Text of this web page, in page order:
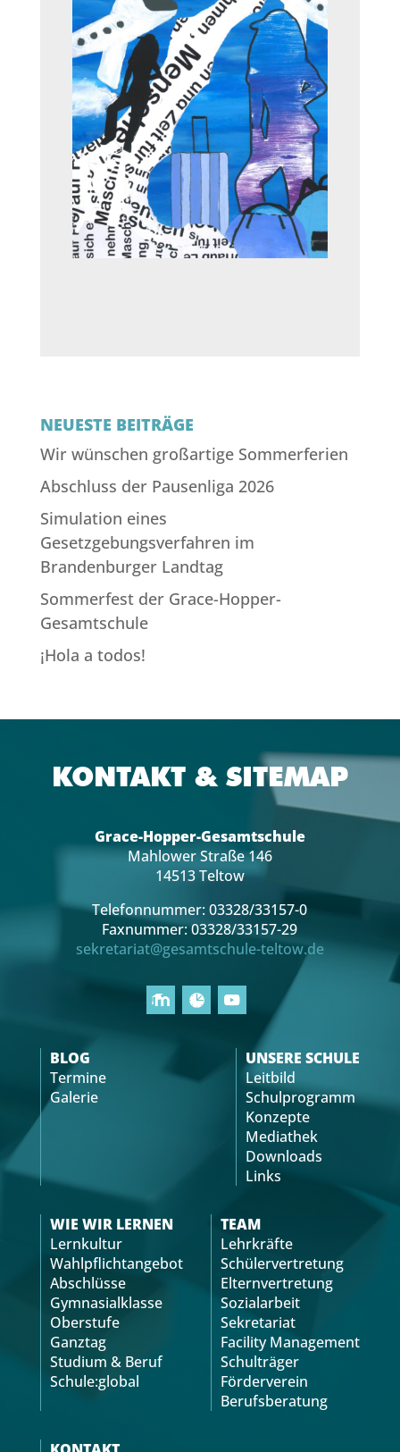
NEUESTE BEITRÄGE
Wir wünschen großartige Sommerferien
Abschluss der Pausenliga 2026
Simulation eines
Gesetzgebungsverfahren im
Brandenburger Landtag
Sommerfest der Grace-Hopper-
Gesamtschule
¡Hola a todos!
KONTAKT & SITEMAP
Grace-Hopper-Gesamtschule
Mahlower Straße 146
14513 Teltow
Telefonnummer: 03328/33157-0
Faxnummer: 03328/33157-29
sekretariat@gesamtschule-teltow.de
BLOG
Termine
Galerie
UNSERE SCHULE
Leitbild
Schulprogramm
Konzepte
Mediathek
Downloads
Links
WIE WIR LERNEN
Lernkultur
Wahlpflichtangebot
Abschlüsse
Gymnasialklasse
Oberstufe
Ganztag
Studium & Beruf
Schule:global
TEAM
Lehrkräfte
Schülervertretung
Elternvertretung
Sozialarbeit
Sekretariat
Facility Management
Schulträger
Förderverein
Berufsberatung